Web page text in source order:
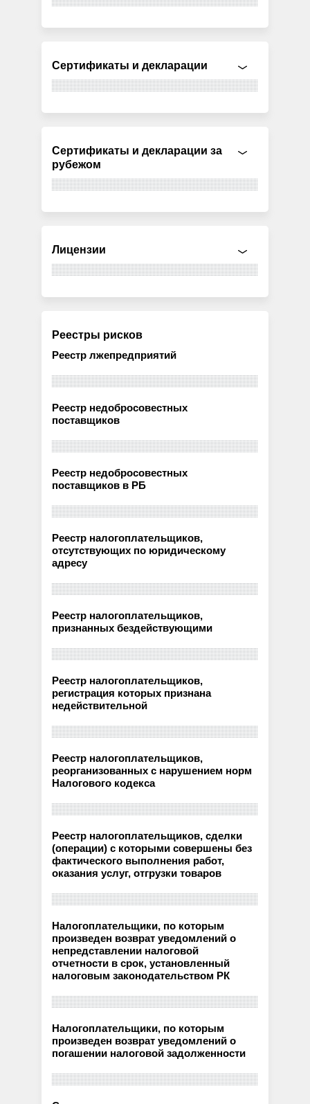
Сертификаты и декларации
Сертификаты и декларации за
рубежом
Лицензии
Реестры рисков
Реестр лжепредприятий
Реестр недобросовестных
поставщиков
Реестр недобросовестных
поставщиков в РБ
Реестр налогоплательщиков,
отсутствующих по юридическому
адресу
Реестр налогоплательщиков,
признанных бездействующими
Реестр налогоплательщиков,
регистрация которых признана
недействительной
Реестр налогоплательщиков,
реорганизованных с нарушением норм
Налогового кодекса
Реестр налогоплательщиков, сделки
(операции) с которыми совершены без
фактического выполнения работ,
оказания услуг, отгрузки товаров
Налогоплательщики, по которым
произведен возврат уведомлений о
непредставлении налоговой
отчетности в срок, установленный
налоговым законодательством РК
Налогоплательщики, по которым
произведен возврат уведомлений о
погашении налоговой задолженности